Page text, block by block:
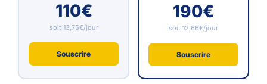
110€
soit 13,75€/jour
Souscrire
190€
soit 12,66€/jour
Souscrire